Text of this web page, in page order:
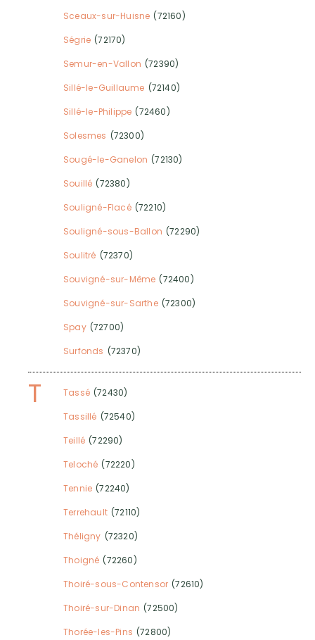
Sceaux-sur-Huisne (72160)
Ségrie (72170)
Semur-en-Vallon (72390)
Sillé-le-Guillaume (72140)
Sillé-le-Philippe (72460)
Solesmes (72300)
Sougé-le-Ganelon (72130)
Souillé (72380)
Souligné-Flacé (72210)
Souligné-sous-Ballon (72290)
Soulitré (72370)
Souvigné-sur-Même (72400)
Souvigné-sur-Sarthe (72300)
Spay (72700)
Surfonds (72370)
T Tassé (72430)
Tassillé (72540)
Teillé (72290)
Teloché (72220)
Tennie (72240)
Terrehault (72110)
Théligny (72320)
Thoigné (72260)
Thoiré-sous-Contensor (72610)
Thoiré-sur-Dinan (72500)
Thorée-les-Pins (72800)